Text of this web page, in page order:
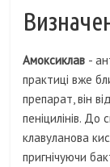
Амоксиклав -
практиці вже
препарат, він
пеніцилінів.
клавуланова
пригнічуючи